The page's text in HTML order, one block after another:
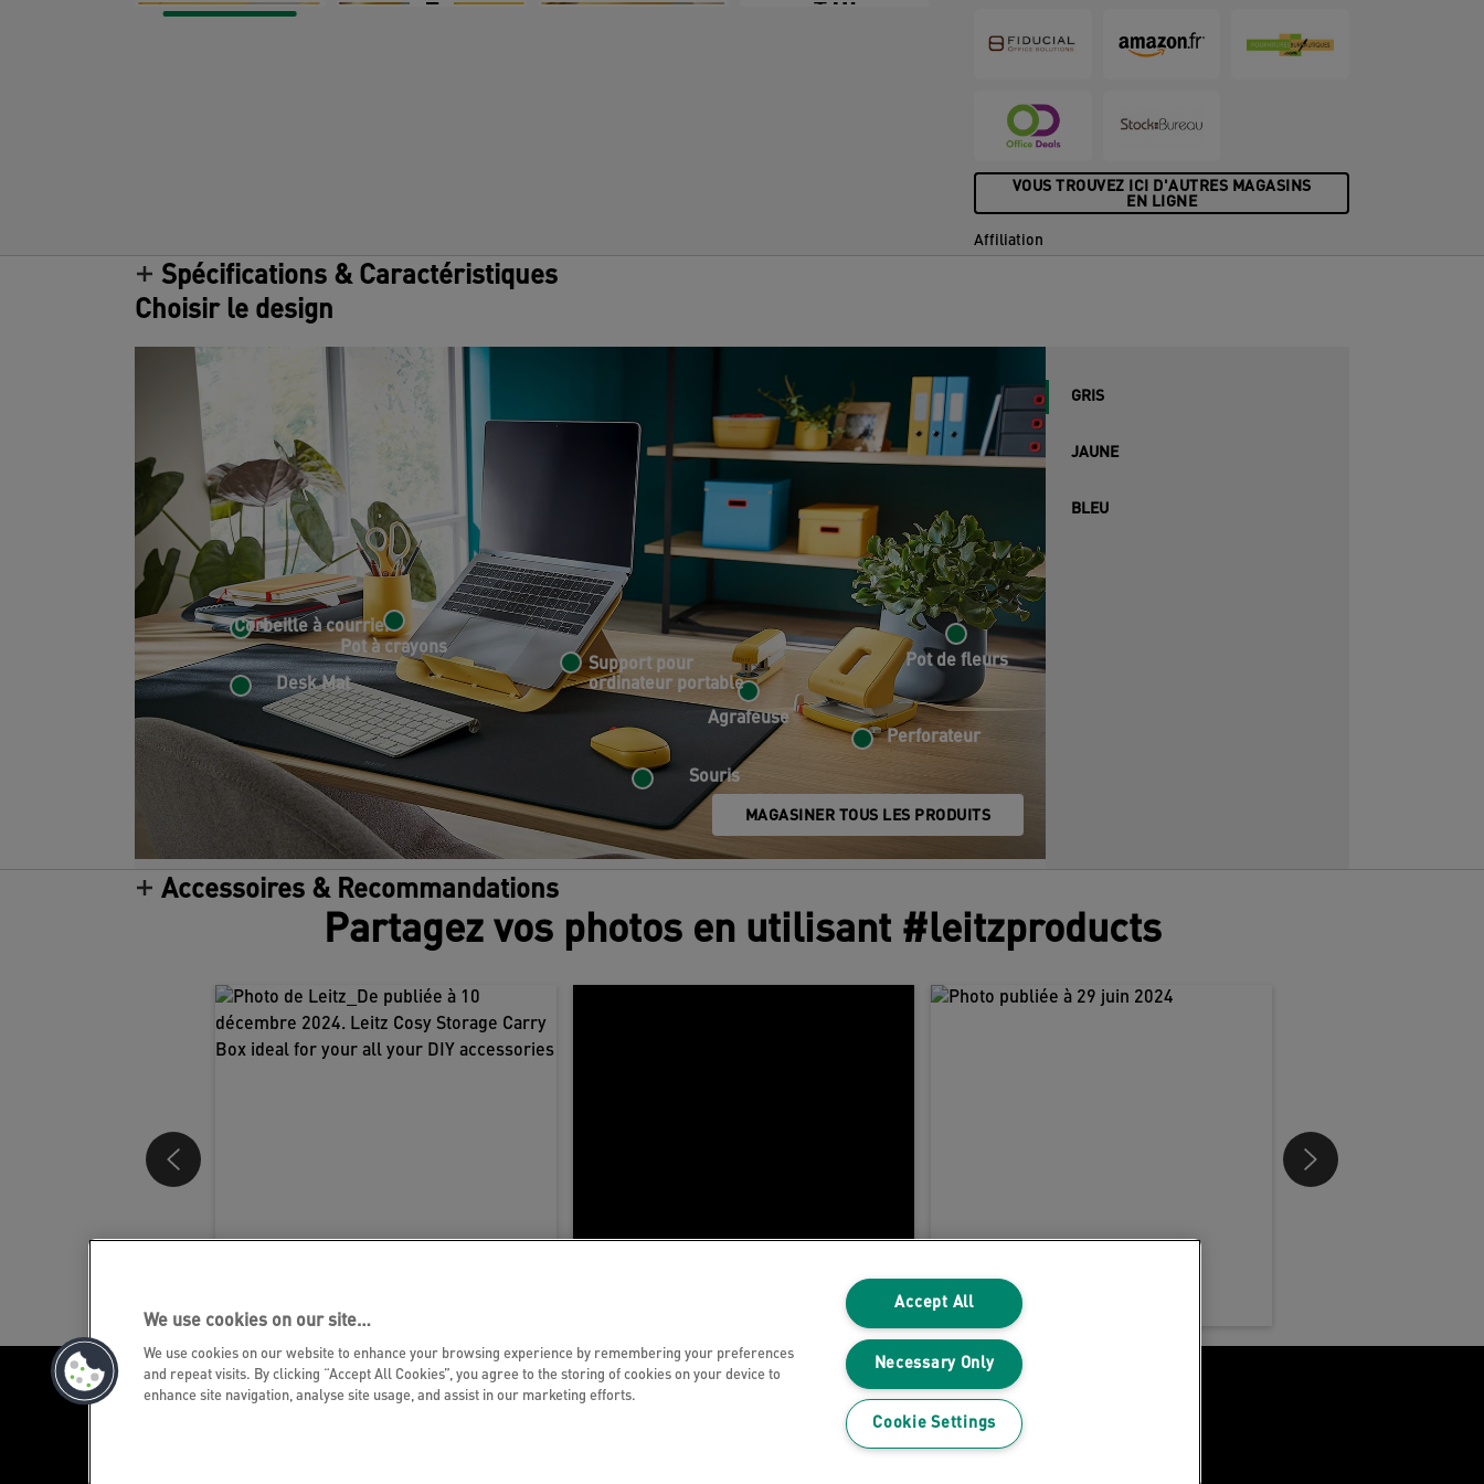
VOUS TROUVEZ ICI D'AUTRES MAGASINS
EN LIGNE
Affiliation
Spécifications & Caractéristiques
Choisir le design
GRIS
JAUNE
BLEU
Desk Mat
Corbeille à courrier
Agrafeuse
Support pour
ordinateur portable
Souris
Pot à crayons
Pot de fleurs
Perforateur
MAGASINER TOUS LES PRODUITS
Accessoires & Recommandations
Partagez vos photos en utilisant #leitzproducts
Avis de confidentialité
We use cookies on our site…
We use cookies on our website to enhance your browsing experience by remembering your preferences
and repeat visits. By clicking “Accept All Cookies”, you agree to the storing of cookies on your device to
enhance site navigation, analyse site usage, and assist in our marketing efforts.
Accept All
Necessary Only
Cookie Settings